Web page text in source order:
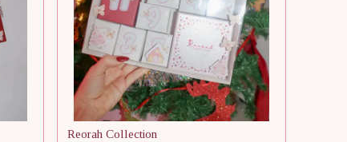
Reorah Collection